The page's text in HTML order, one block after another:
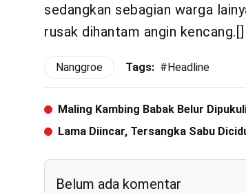
sedangkan sebagian warga
rusak dihantam angin kencang.[]
Nanggroe Tags: #Headline
Maling Kambing Babak Belur
Lama Diincar, Tersangka Sabu
Belum ada komentar